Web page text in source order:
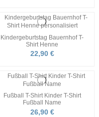
Kindergeburtstag Bauernhof T-
Shirt Henne
22,90 €
Fußball T-Shirt Kinder T-Shirt
Fußball Name
26,90 €